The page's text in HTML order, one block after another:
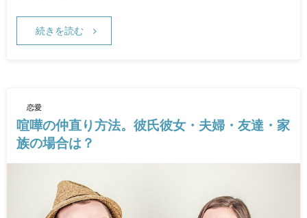
続きを読む
恋愛
喧嘩の仲直り方法。彼氏彼女・夫婦・友達・家
族の場合は？